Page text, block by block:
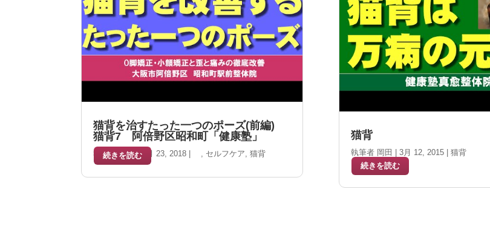
猫背を治すたった一つのポーズ(前編)
猫背7 阿倍野区昭和町「健康塾」
執筆者 岡田|8月 23, 2018 セルフケア ,猫背
続きを読む
猫背
執筆者 岡田 3月 12, 2015| 猫背
続きを読む